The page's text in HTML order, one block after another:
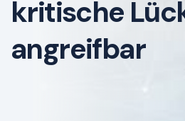
kritische
angreifbar